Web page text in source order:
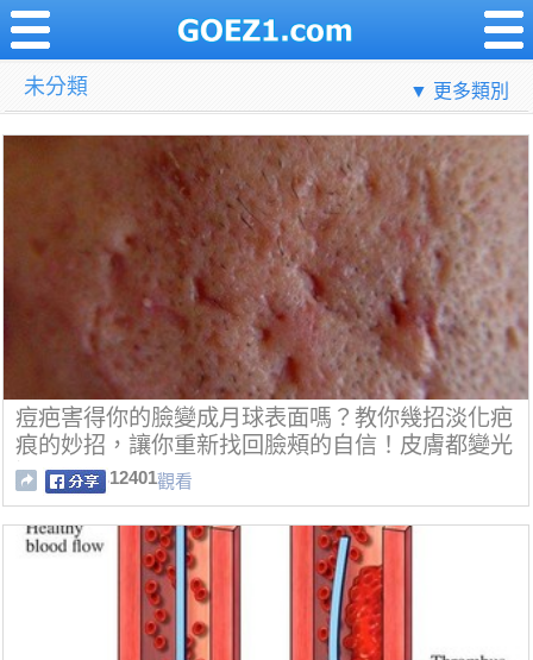
未分類 ▼ 更多類別
痘疤害得你的臉變成月球表面嗎？教你幾招淡化疤
痕的妙招，讓你重新找回臉頰的自信！皮膚都變光
滑了呢～ 12401觀看